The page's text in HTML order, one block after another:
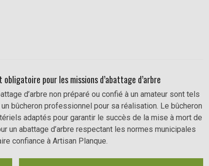
pour les missions d’abattage d’arbre
d’arbre non préparé ou confié à un amateur sont tels
bûcheron professionnel pour sa réalisation. Le bûcheron
adaptés pour garantir le succès de la mise à mort de
un abattage d’arbre respectant les normes municipales
confiance à Artisan Planque.